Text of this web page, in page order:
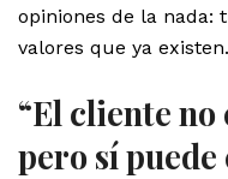
opiniones de la nada:
valores que ya existen.
“El cliente no
pero sí